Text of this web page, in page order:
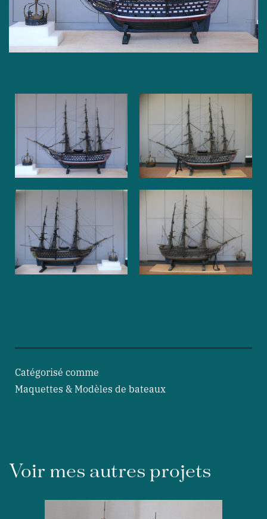
Catégorisé comme
Maquettes & Modèles de bateaux
Voir mes autres projets